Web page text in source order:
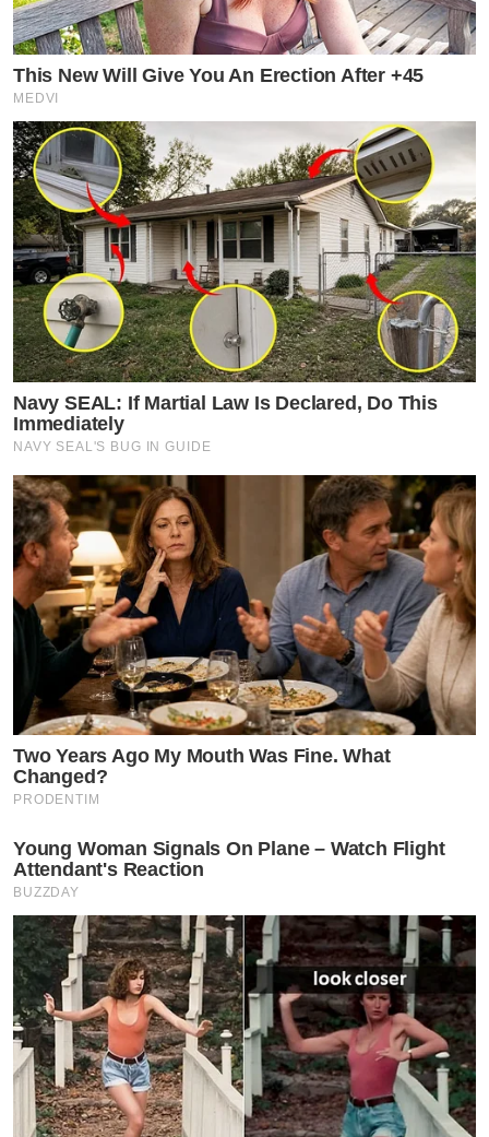
This New Will Give You An Erection After +45
MEDVI
Navy SEAL: If Martial Law Is Declared, Do This
Immediately
NAVY SEAL'S BUG IN GUIDE
Two Years Ago My Mouth Was Fine. What
Changed?
PRODENTIM
Young Woman Signals On Plane – Watch Flight
Attendant's Reaction
BUZZDAY